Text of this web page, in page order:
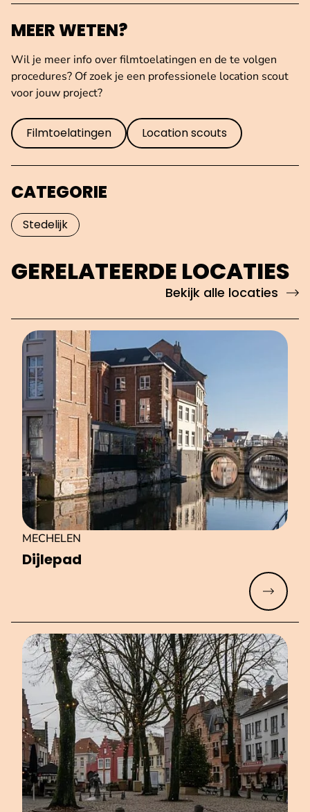
MEER WETEN?
Wil je meer info over filmtoelatingen en de te volgen
procedures? Of zoek je een professionele location scout
voor jouw project?
Filmtoelatingen Location scouts
CATEGORIE
Stedelijk
GERELATEERDE LOCATIES
Bekijk alle locaties
Dijlepad
MECHELEN
Meer